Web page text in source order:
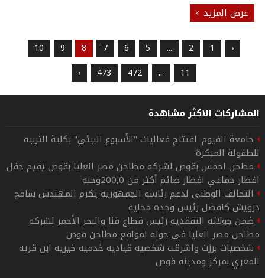
عرض المزيد
‹
1
2
...
5
6
7
8
9
10
11
...
472
473
›
المشاركات الاكثر مشاهدة
جامعة الفيوم: افتتاح فعاليات "الأسبوع البيئي" بكلية التربية
للطفولة المبكرة
مطحن احمس بقوص لشركه مطاحن مصر العليا بقوص يقيم حفل
افطار جماعي افطار صائم أكثر من 200,0وجبه
التحالف الوطنى لدعم رئاسه الجمهوريه يكرم المهندس سامح
درويش كافضل رئيس وحده محليه
ضمن جولاته التفقديه رئيس قطاع قنا والبحر الأحمر لشركه
مطاحن مصر العليا في جوله لمواقع مطاحن قوص
شخصيات برزت واشرقت شخصيه قياديه خدميه خيريه ابن قريه
المعري بمركز ومدينه قوص